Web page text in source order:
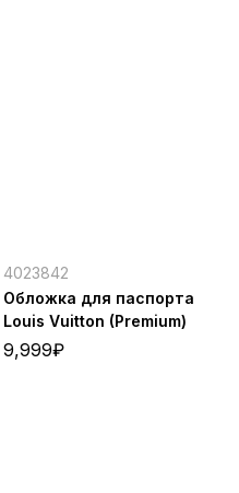
4023842
Обложка для паспорта
Louis Vuitton (Premium)
9,999₽